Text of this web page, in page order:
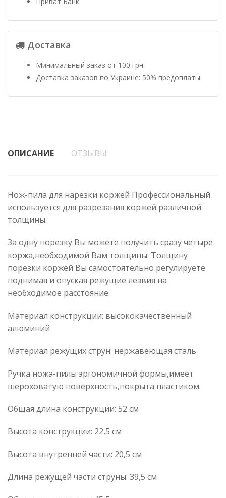
Доставка
Минимальный заказ от 100 грн.
Доставка заказов по Украине: 50% предоплаты
ОПИСАНИЕ ОТЗЫВЫ
Нож-пила для нарезки коржей Профессиональный
используется для разрезания коржей различной
толщины.
За одну порезку Вы можете получить сразу четыре
коржа,необходимой Вам толщины. Толщину
порезки коржей Вы самостоятельно регулируете
поднимая и опуская режущие лезвия на
необходимое расстояние.
Материал конструкции: высококачественный
алюминий
Материал режущих струн: нержавеющая сталь
Ручка ножа-пилы эргономичной формы,имеет
шероховатую поверхность,покрыта пластиком.
Общая длина конструкции: 52 см
Высота конструкции: 22,5 см
Высота внутренней части: 20,5 см
Длина режущей части струны: 39,5 см